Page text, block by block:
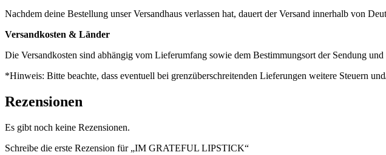
Nachdem deine Bestellung unser Versandhaus verlassen hat, dauert der Versand innerhalb von
Versandkosten & Länder
Die Versandkosten sind abhängig vom Lieferumfang sowie dem Bestimmungsort der Sendung
*Hinweis: Bitte beachte, dass eventuell bei grenzüberschreitenden Lieferungen weitere Steuern
Rezensionen
Es gibt noch keine Rezensionen.
Schreibe die erste Rezension für „IM GRATEFUL LIPSTICK“